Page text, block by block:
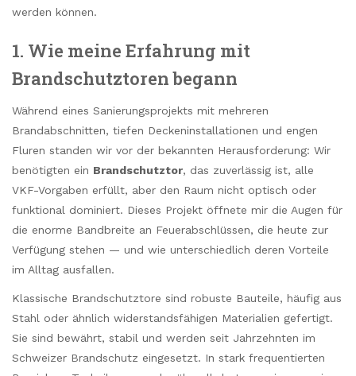
werden können.
1. Wie meine Erfahrung mit
Brandschutztoren begann
Während eines Sanierungsprojekts mit mehreren
Brandabschnitten, tiefen Deckeninstallationen und engen
Fluren standen wir vor der bekannten Herausforderung: Wir
benötigten ein Brandschutztor, das zuverlässig ist, alle
VKF-Vorgaben erfüllt, aber den Raum nicht optisch oder
funktional dominiert. Dieses Projekt öffnete mir die Augen für
die enorme Bandbreite an Feuerabschlüssen, die heute zur
Verfügung stehen — und wie unterschiedlich deren Vorteile
im Alltag ausfallen.
Klassische Brandschutztore sind robuste Bauteile, häufig aus
Stahl oder ähnlich widerstandsfähigen Materialien gefertigt.
Sie sind bewährt, stabil und werden seit Jahrzehnten im
Schweizer Brandschutz eingesetzt. In stark frequentierten